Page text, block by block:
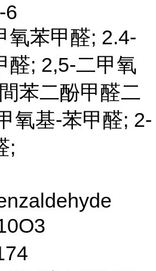
6
氧苯甲醛; 2.4-
醛; 2,5-二甲氧
苯二酚甲醛二
氧基-苯甲醛; 2-
;